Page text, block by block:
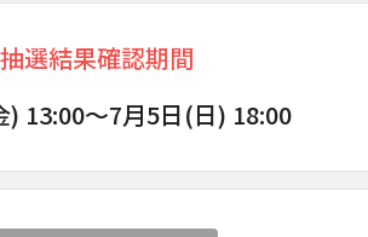
抽選結果確認期間
) 13:00～7月5日(日) 18:00